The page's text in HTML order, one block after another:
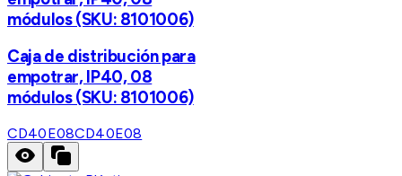
módulos (SKU: 8101006)
Caja de distribución para
empotrar, IP40, 08
módulos (SKU: 8101006)
CD40E08CD40E08